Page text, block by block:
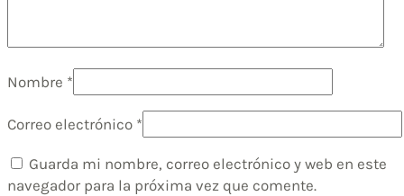
Nombre *
Correo electrónico *
Guarda mi nombre, correo electrónico y web en este
navegador para la próxima vez que comente.